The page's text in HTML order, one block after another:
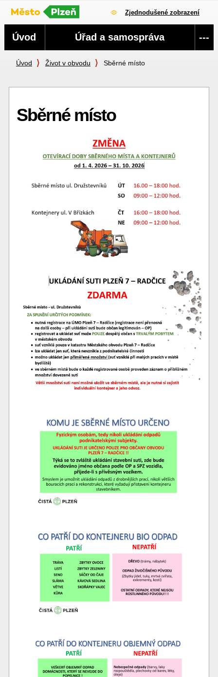
Zjednodušené zobrazení
Úvod Život v obvodu Sběrné místo
Sběrné místo
Navigace
Úvod Úřad a samospráva ---